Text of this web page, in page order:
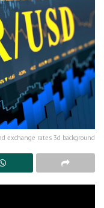
exchange rates 3d background